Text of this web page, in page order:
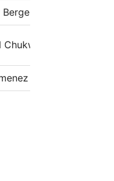
Alex Iwobi
Chukwueze, Emile